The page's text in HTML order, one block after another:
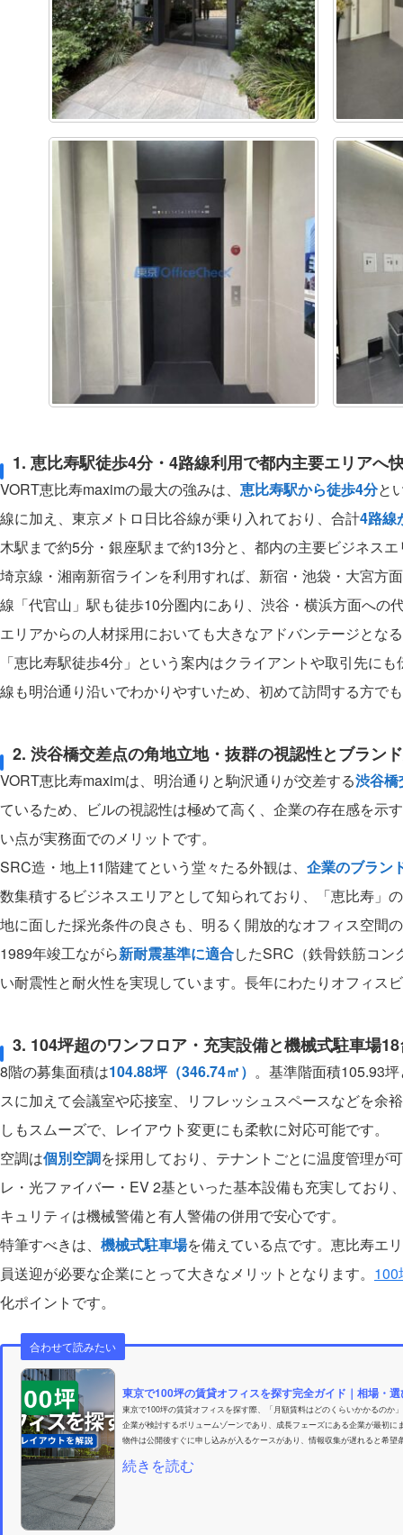
1. 恵比寿駅徒歩4分・4路線利用で都内主要エリアへ
VORT恵比寿maximの最大の強みは、 恵比寿駅から徒歩4分と
線に加え、東京メトロ日比谷線が乗り入れており、合計4路線
木駅まで約5分・銀座駅まで約13分と、都内の主要ビジネス
埼京線・湘南新宿ラインを利用すれば、新宿・池袋・大宮方
線「代官山」駅も徒歩10分圏内にあり、渋谷・横浜方面への
エリアからの人材採用においても大きなアドバンテージとな
「恵比寿駅徒歩4分」という案内はクライアントや取引先に
線も明治通り沿いでわかりやすいため、初めて訪問する方で
2. 渋谷橋交差点の角地立地・抜群の視認性とブラン
VORT恵比寿maximは、明治通りと駒沢通りが交差する渋谷橋
ているため、ビルの視認性は極めて高く、企業の存在感を示
い点が実務面でのメリットです。
SRC造・地上11階建てという堂々たる外観は、 企業のブラン
数集積するビジネスエリアとして知られており、「恵比寿」
地に面した採光条件の良さも、明るく開放的なオフィス空間
1989年竣工ながら新耐震基準に適合したSRC（鉄骨鉄筋コン
い耐震性と耐火性を実現しています。長年にわたりオフィス
3. 104坪超のワンフロア・充実設備と機械式駐車場
8階の募集面積は104.88坪（346.74㎡） 。基準階面積105.93
スに加えて会議室や応接室、リフレッシュスペースなどを余
しもスムーズで、レイアウト変更にも柔軟に対応可能です。
空調は個別空調を採用しており、テナントごとに温度管理が
レ・光ファイバー・EV 2基といった基本設備も充実しており
キュリティは機械警備と有人警備の併用で安心です。
特筆すべきは、 機械式駐車場を備えている点です。恵比寿エ
員送迎が必要な企業にとって大きなメリットとなります。 100
化ポイントです。
合わせて読みたい
東京で100坪の賃貸オフィスを探す完全ガイド｜相場・
東京で100坪の賃貸オフィスを探す際、「月額賃料はどのくらいかかるの
企業が検討するボリュームゾーンであり、成長フェーズにある企業が最初
物件は公開後すぐに申し込みが入るケースがあり、情報収集が遅れると希
続きを読む